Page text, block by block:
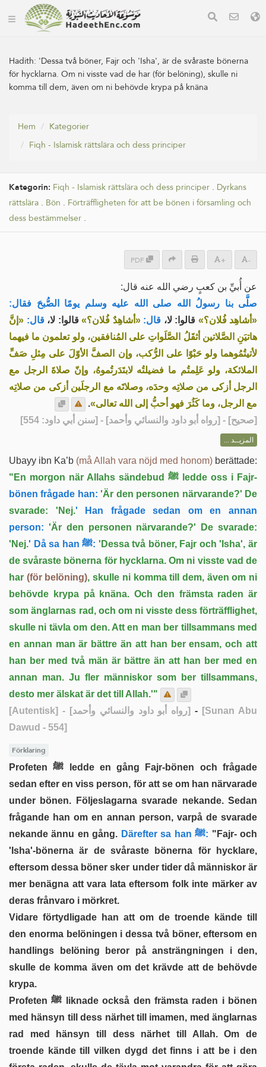
Hadith: 'Dessa två böner, Fajr och 'Isha', är de svåraste bönerna
för hycklarna. Om ni visste vad de har (för belöning), skulle ni
komma till dem, även om ni behövde krypa på knäna
Hem
Kategorier
Fiqh - Islamisk rättslära och dess principer
Kategorin: Fiqh - Islamisk rättslära och dess principer . Dyrkans
rättslära . Bön . Förträffligheten för att be bönen i församling och
dess bestämmelser .
PDF + -
عن أُبيِّ بن كعبٍ رضي الله عنه قال:
صلَّى بنا رسولُ الله صلى الله عليه وسلم يومًا الصُّبحَ فقال:
«أشاهِد فُلان؟» قالوا: لا، قال: «أشاهِدٌ فُلان؟» قالوا: لا، قال: «إنَّ
هاتيَنِ الصَّلاتين أثقَلُ الصَّلَواتِ على المُنافقين، ولو تعلمون ما فيهما
لأتيتُمُوهما ولو حَبْوًا على الرُّكب، وإن الصفَّ الأوّلَ على مِثلِ صَفِّ
الملائكة، ولو عَلِمتُم ما فضيلتُه لابتَدَرتُموهُ، وإنّ صلاةَ الرجل مع
الرجل أزكى من صلاتِه وحدَه، وصلاتَه مع الرجلَين أزكى من صلاتِه
مع الرجل، وما كَثُرَ فهو أحبُّ إلى الله تعالى».
[صحيح] - [رواه أبو داود والنسائي وأحمد] - [سنن أبي داود: 554]
المزيــد ...
Ubayy ibn Ka’b (må Allah vara nöjd med honom) berättade:
"En morgon när Allahs sändebud ﷺ ledde oss i Fajr-
bönen frågade han: 'Är den personen närvarande?' De
svarade: 'Nej.' Han frågade sedan om en annan
person: 'Är den personen närvarande?' De svarade:
'Nej.
' Då sa han ﷺ: 'Dessa två böner, Fajr och 'Isha', är
de svåraste bönerna för hycklarna. Om ni visste vad de
har (för belöning), skulle ni komma till dem, även om ni
behövde krypa på knäna. Och den främsta raden är
som änglarnas rad, och om ni visste dess förträfflighet,
skulle ni tävla om den. Att en man ber tillsammans med
en annan man är bättre än att han ber ensam, och att
han ber med två män är bättre än att han ber med en
annan man. Ju fler människor som ber tillsammans,
desto mer älskat är det till Allah.'"
[Autentisk]
- [رواه أبو داود والنسائي وأحمد] - [Sunan Abu
Dawud - 554]
Förklaring
Profeten ﷺ ledde en gång Fajr-bönen och frågade
sedan efter en viss person, för att se om han närvarade
under bönen. Följeslagarna svarade nekande. Sedan
frågande han om en annan person, varpå de svarade
nekande ännu en gång.
Därefter sa han ﷺ: "Fajr- och
'Isha'-bönerna är de svåraste bönerna för hycklare,
eftersom dessa böner sker under tider då människor är
mer benägna att vara lata eftersom folk inte märker av
deras frånvaro i mörkret.
Vidare förtydligade han att om de troende kände till
den enorma belöningen i dessa två böner, eftersom en
handlings belöning beror på ansträngningen i den,
skulle de komma även om det krävde att de behövde
krypa.
Profeten ﷺ liknade också den främsta raden i bönen
med hänsyn till dess närhet till imamen, med änglarnas
rad med hänsyn till dess närhet till Allah. Om de
troende kände till vilken dygd det finns i att be i den